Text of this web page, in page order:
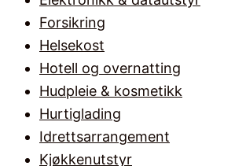
Forsikring
Helsekost
Hotell og overnatting
Hudpleie & kosmetikk
Hurtiglading
Idrettsarrangement
Kjøkkenutstyr